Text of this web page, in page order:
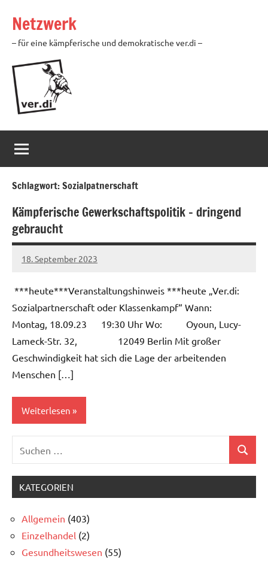
Inhalt
springen
Netzwerk
– für eine kämpferische und demokratische ver.di –
Schlagwort:Sozialpatnerschaft
Kämpferische Gewerkschaftspolitik – dringend
gebraucht
18. September 2023
alexander
***heute***Veranstaltungshinweis ***heute „Ver.di:
Sozialpartnerschaft oder Klassenkampf“ Wann:
Montag, 18.09.23 19:30 Uhr Wo: Oyoun, Lucy-
Lameck-Str. 32, 12049 Berlin Mit großer
Geschwindigkeit hat sich die Lage der arbeitenden
Menschen […]
Weiterlesen
Allgemein
nach:
Suchen
KATEGORIEN
Allgemein (403)
Einzelhandel (2)
Gesundheitswesen (55)